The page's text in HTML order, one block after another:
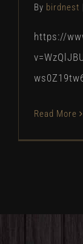
By birdnest
https://
Read More